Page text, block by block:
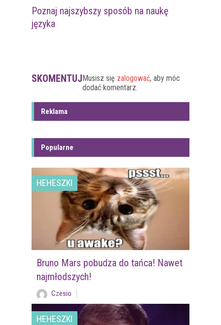
Poznaj najszybszy sposób na naukę
języka
SKOMENTUJMusisz się zalogować, aby móc
dodać komentarz.
Reklama
Popularne
HEHESZKI
Bruno Mars pobudza do tańca! Nawet
najmłodszych!
Czesio
HEHESZKI